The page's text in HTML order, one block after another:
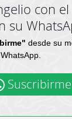
con
su
desde su
Suscribirme